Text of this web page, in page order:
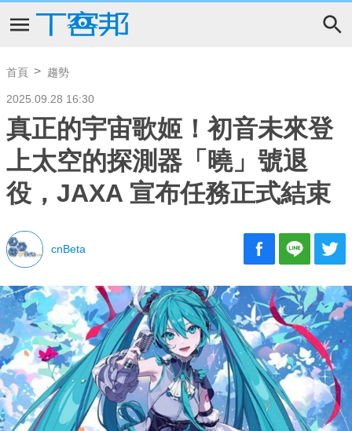
首頁 趨勢
2025.09.28 16:30
真正的宇宙歌姬！初音未來登
上太空的探測器「曉」號退
役，JAXA 宣布任務正式結束
cnBeta